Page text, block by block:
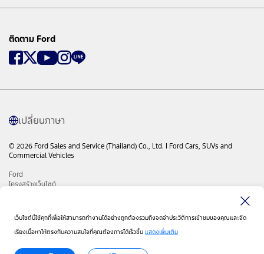
เว็บไซต์นี้ใช้คุกกี้เพื่อให้สามารถทำงานได้อย่างถูกต้องรวมถึงจดจำประวัติการเข้าชมของคุณและจัด
เรียงเนื้อหาให้ตรงกับความสนใจที่คุณต้องการได้เร็วขึ้น แสดงเพิ่มเติม
ติดตาม Ford
เปลี่ยนภาษา
© 2026 Ford Sales and Service (Thailand) Co., Ltd. I Ford Cars, SUVs and
Commercial Vehicles
Ford
โครงสร้างเว็บไซต์
ลิงค์ฟอร์ดทั่วโลก
ติดต่อเรา